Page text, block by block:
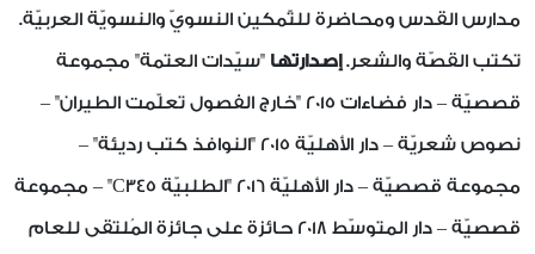
مدارس القدس ومحاضرة للتّمكين النسويّ والنسويّة العربيّة.
تكتب القصّة والشعر. إصدارتها "سيّدات العتمة" مجموعة
قصصيّة – دار فضاءات 2015 "خارج الفصول تعلّمت الطيران" –
نصوص شعريّة – دار الأهليّة 2015 "النوافذ كتب رديئة" –
مجموعة قصصيّة – دار الأهليّة 2016 "الطلبيّة C345" – مجموعة
قصصيّة – دار المتوسّط 2018 حائزة على جائزة المُلتقى للعام